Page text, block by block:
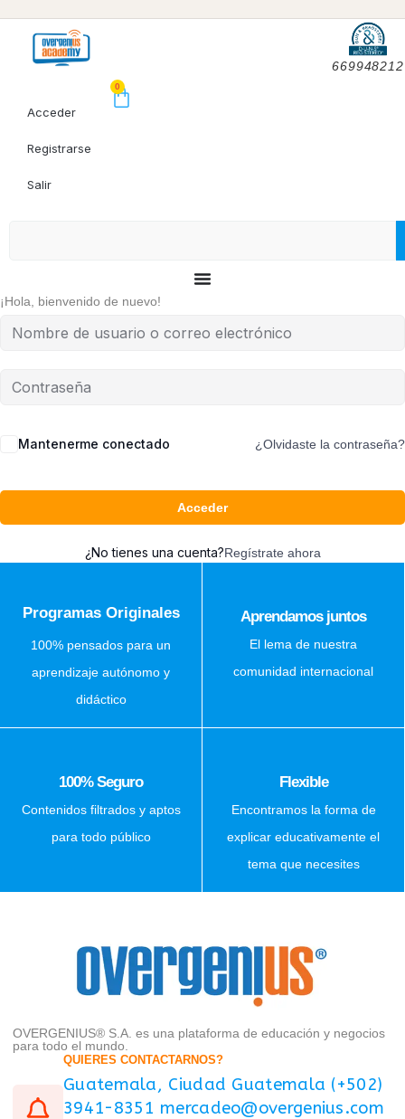
669948212
Acceder
Registrarse
Salir
0
¡Hola, bienvenido de nuevo!
Mantenerme conectado ¿Olvidaste la contraseña?
Acceder
¿No tienes una cuenta?Regístrate ahora
Programas Originales
100% pensados para un
aprendizaje autónomo y
didáctico
Aprendamos juntos
El lema de nuestra
comunidad internacional
100% Seguro
Contenidos filtrados y aptos
para todo público
Flexible
Encontramos la forma de
explicar educativamente el
tema que necesites
OVERGENIUS® S.A. es una plataforma de educación y negocios
para todo el mundo.
QUIERES CONTACTARNOS?
Guatemala, Ciudad Guatemala (+502)
3941-8351 mercadeo@overgenius.com